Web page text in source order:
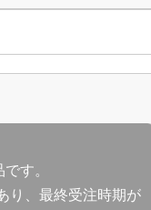
す。
り、最終受注時期が